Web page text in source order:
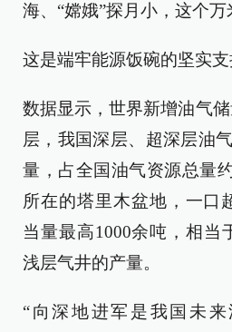
海、“嫦娥”探月小，这个万
这是端牢能源饭碗的坚实支
数据显示，世界新增油气
层，我国深层、超深层油
量，占全国油气资源总量
所在的塔里木盆地，一口
当量最高1000余吨，相当
浅层气井的产量。
“向深地进军是我国未